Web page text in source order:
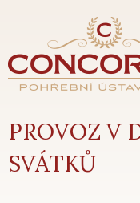
PROVOZ V
SVÁTKŮ